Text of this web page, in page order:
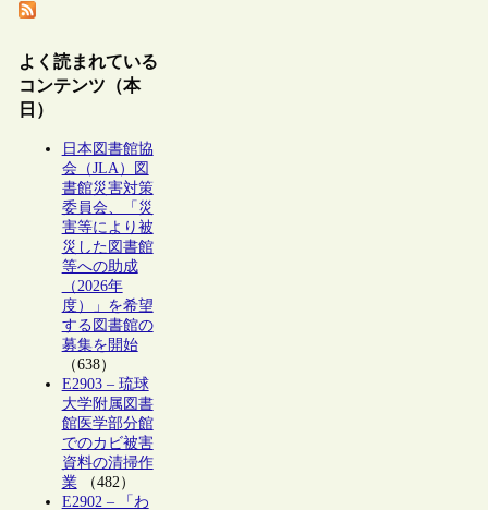
よく読まれている
コンテンツ（本
日）
日本図書館協
会（JLA）図
書館災害対策
委員会、「災
害等により被
災した図書館
等への助成
（2026年
度）」を希望
する図書館の
募集を開始
（638）
E2903 – 琉球
大学附属図書
館医学部分館
でのカビ被害
資料の清掃作
業（482）
E2902 – 「わ